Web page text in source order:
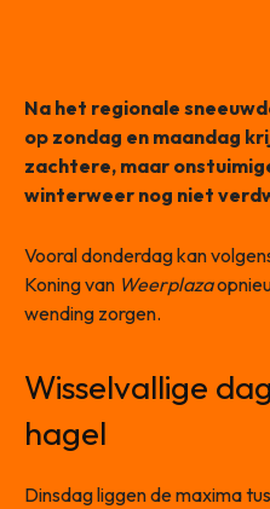
Na het regionale
op zondag en maandag
zachtere, maar
winterweer nog niet
Vooral donderdag kan
Koning van Weerplaza
wending zorgen.
Wisselvallige
hagel
Dinsdag liggen de maxima